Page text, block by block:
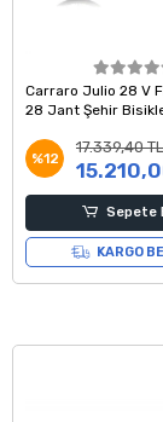
Carraro Julio 28 V
28 Jant Şehir
%12
17.339,40 TL
Sepete
KARGO